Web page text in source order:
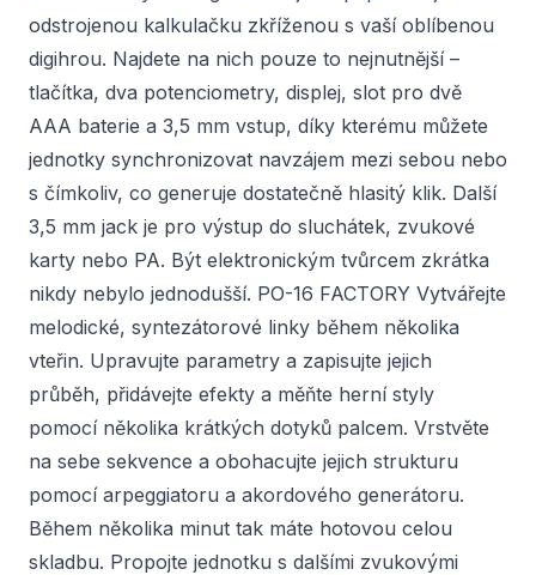
odstrojenou kalkulačku zkříženou s vaší oblíbenou
digihrou. Najdete na nich pouze to nejnutnější –
tlačítka, dva potenciometry, displej, slot pro dvě
AAA baterie a 3,5 mm vstup, díky kterému můžete
jednotky synchronizovat navzájem mezi sebou nebo
s čímkoliv, co generuje dostatečně hlasitý klik. Další
3,5 mm jack je pro výstup do sluchátek, zvukové
karty nebo PA. Být elektronickým tvůrcem zkrátka
nikdy nebylo jednodušší. PO-16 FACTORY Vytvářejte
melodické, syntezátorové linky během několika
vteřin. Upravujte parametry a zapisujte jejich
průběh, přidávejte efekty a měňte herní styly
pomocí několika krátkých dotyků palcem. Vrstvěte
na sebe sekvence a obohacujte jejich strukturu
pomocí arpeggiatoru a akordového generátoru.
Během několika minut tak máte hotovou celou
skladbu. Propojte jednotku s dalšími zvukovými